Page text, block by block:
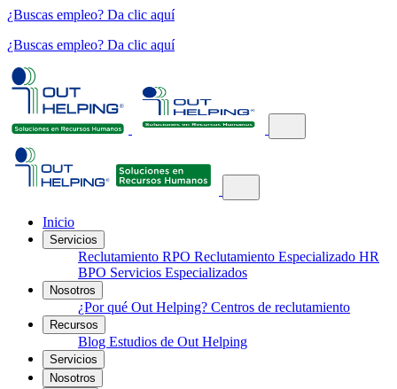
¿Buscas empleo? Da clic aquí
¿Buscas empleo? Da clic aquí
Inicio
Servicios
Reclutamiento RPO Reclutamiento Especializado HR
BPO Servicios Especializados
Nosotros
¿Por qué Out Helping? Centros de reclutamiento
Recursos
Blog Estudios de Out Helping
Servicios
Nosotros